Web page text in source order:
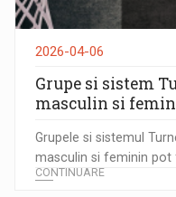
2026-04-06
Grupe si sistem
masculin si
Grupele si sistemul
masculin si feminin pot
CONTINUARE